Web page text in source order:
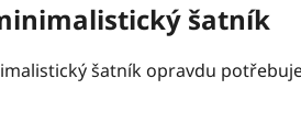
šatník
šatník opravdu